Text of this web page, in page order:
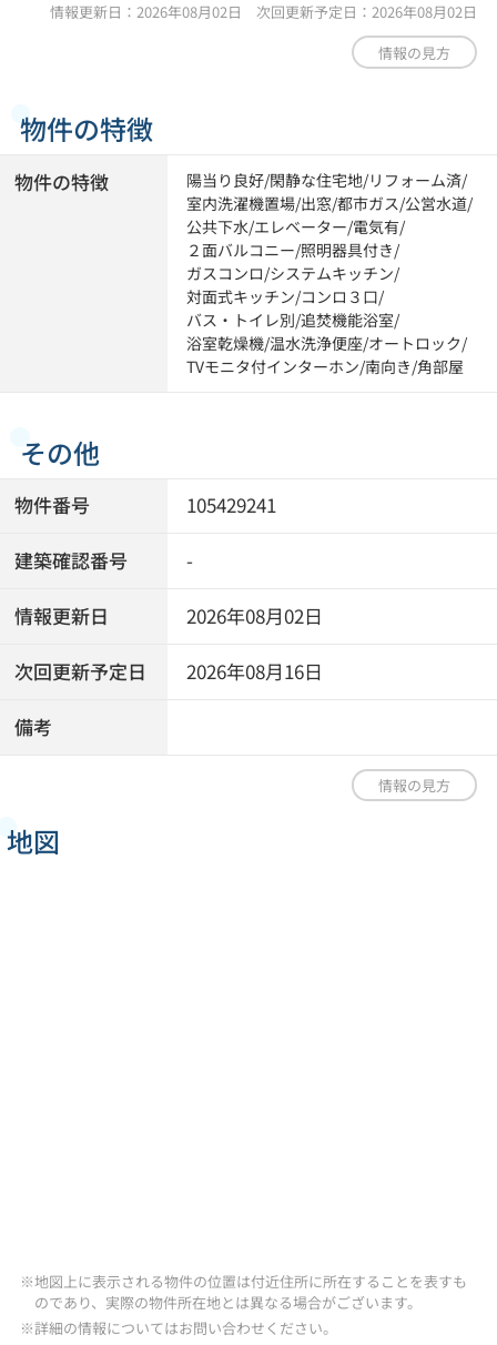
情報更新日：2026年08月02日 次回更新予定日：2026年08月02日
情報の見方
物件の特徴
物件の特徴 陽当り良好/閑静な住宅地/リフォーム済/
室内洗濯機置場/出窓/都市ガス/公営水道/
公共下水/エレベーター/電気有/
２面バルコニー/照明器具付き/
ガスコンロ/システムキッチン/
対面式キッチン/コンロ３口/
バス・トイレ別/追焚機能浴室/
浴室乾燥機/温水洗浄便座/オートロック/
TVモニタ付インターホン/南向き/角部屋
その他
物件番号 105429241
建築確認番号 -
情報更新日 2026年08月02日
次回更新予定日 2026年08月16日
備考
情報の見方
地図
※地図上に表示される物件の位置は付近住所に所在することを表すも
のであり、実際の物件所在地とは異なる場合がございます。
※詳細の情報についてはお問い合わせください。